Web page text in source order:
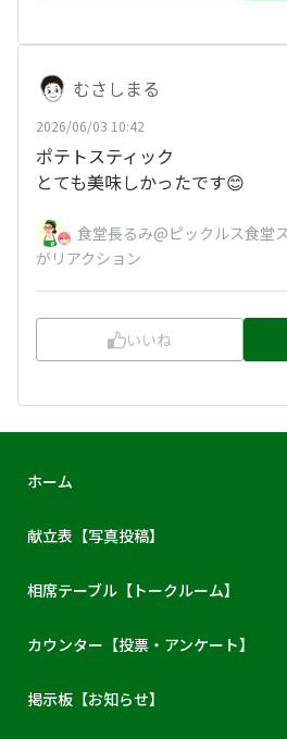
むさしまる
2026/06/03 10:42
ポテトスティック
とても美味しかったです😊
食堂長るみ@ピックルス食堂
がリアクション
いいね
ホーム
献立表【写真投稿】
相席テーブル【トークルーム】
カウンター【投票・アンケート】
掲示板【お知らせ】